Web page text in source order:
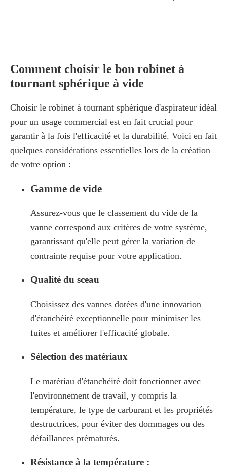
Comment choisir le bon robinet à
tournant sphérique à vide
Choisir le robinet à tournant sphérique d'aspirateur idéal
pour un usage commercial est en fait crucial pour
garantir à la fois l'efficacité et la durabilité. Voici en fait
quelques considérations essentielles lors de la création
de votre option :
Gamme de vide
Assurez-vous que le classement du vide de la
vanne correspond aux critères de votre système,
garantissant qu'elle peut gérer la variation de
contrainte requise pour votre application.
Qualité du sceau
Choisissez des vannes dotées d'une innovation
d'étanchéité exceptionnelle pour minimiser les
fuites et améliorer l'efficacité globale.
Sélection des matériaux
Le matériau d'étanchéité doit fonctionner avec
l'environnement de travail, y compris la
température, le type de carburant et les propriétés
destructrices, pour éviter des dommages ou des
défaillances prématurés.
Résistance à la température :